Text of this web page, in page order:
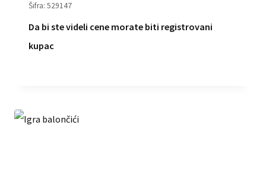
Šifra: 529147
Da bi ste videli cene morate biti registrovani
kupac